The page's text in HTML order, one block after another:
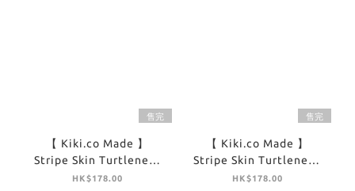
售完
【 Kiki.co Made 】
Stripe Skin Turtleneck
inner-black
HK$178.00
售完
【 Kiki.co Made 】
Stripe Skin Turtleneck
inner-khaki
HK$178.00